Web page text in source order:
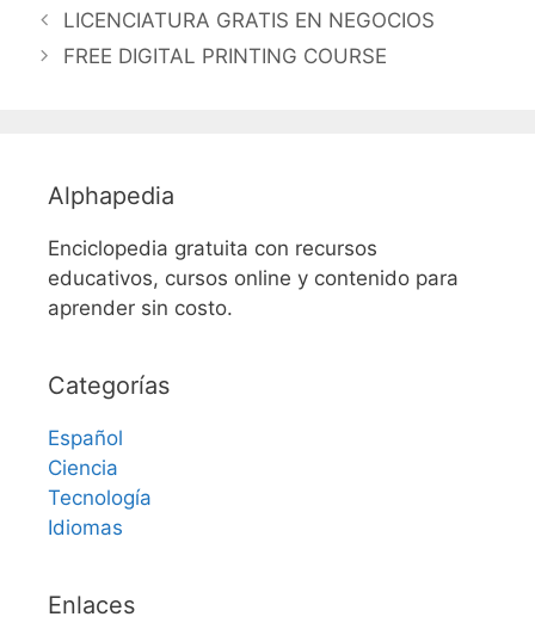
LICENCIATURA GRATIS EN NEGOCIOS
FREE DIGITAL PRINTING COURSE
Alphapedia
Enciclopedia gratuita con recursos
educativos, cursos online y contenido para
aprender sin costo.
Categorías
Español
Ciencia
Tecnología
Idiomas
Enlaces